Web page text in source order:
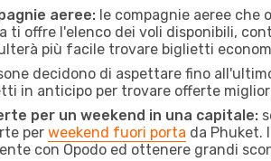
aeree: le compagnie aeree che
ti offre l'elenco dei voli disponibili,
più facile trovare biglietti
decidono di aspettare fino
in anticipo per trovare offerte
per un weekend in una capitale:
per weekend fuori porta da Phuket.
con Opodo ed ottenere grandi